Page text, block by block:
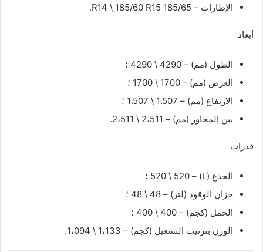
الإطارات – 185/65 R14 \ 185/60 R15.
أبعاد
الطول (مم) – 4290 \ 4290 ؛
العرض (مم) – 1700 \ 1700 ؛
الارتفاع (مم) – 1.507 \ 1.507 ؛
بين المحاور (مم) – 2،511 \ 2،511.
قدرات
الجذع (L) – 520 \ 520 ؛
خزان الوقود (لتر) – 48 \ 48 ؛
الحمل (كجم) – 400 \ 400 ؛
الوزن بترتيب التشغيل (كجم) – 1،133 \ 1،094.